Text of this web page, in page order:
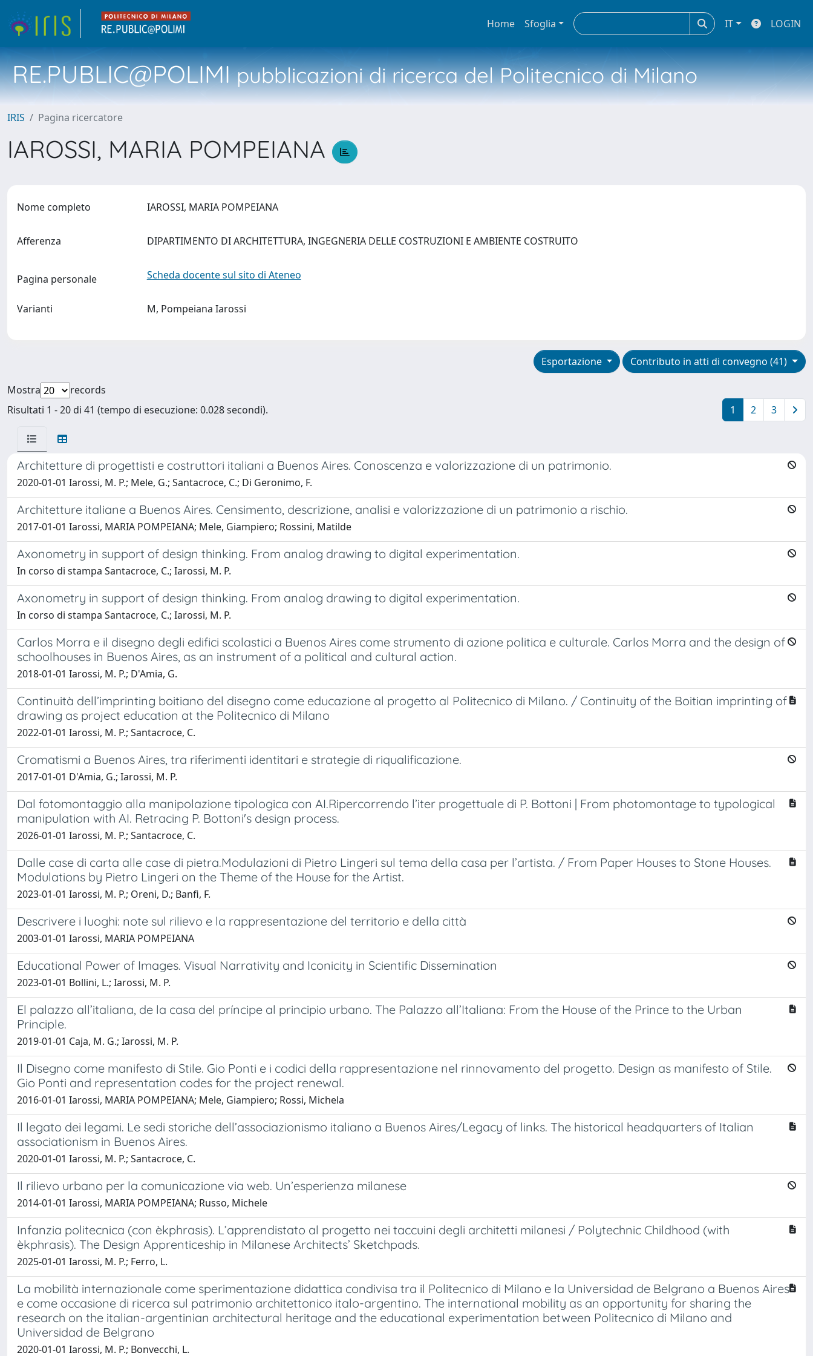
Home Sfoglia IT LOGIN
RE.PUBLIC@POLIMIpubblicazioni di ricerca del Politecnico di Milano
IRIS Pagina ricercatore
IAROSSI, MARIA POMPEIANA
Nome completo IAROSSI, MARIA POMPEIANA
Afferenza DIPARTIMENTO DI ARCHITETTURA, INGEGNERIA DELLE COSTRUZIONI E AMBIENTE COSTRUITO
Pagina personale Scheda docente sul sito di Ateneo
Varianti M, Pompeiana Iarossi
Contributo in atti di convegno (41)
Esportazione
Mostra
records
Risultati 1 - 20 di 41 (tempo di esecuzione: 0.028 secondi).
1 2 3
Architetture di progettisti e costruttori italiani a Buenos Aires. Conoscenza e valorizzazione di un patrimonio.
2020-01-01 Iarossi, M. P.; Mele, G.; Santacroce, C.; Di Geronimo, F.
Architetture italiane a Buenos Aires. Censimento, descrizione, analisi e valorizzazione di un patrimonio a rischio.
2017-01-01 Iarossi, MARIA POMPEIANA; Mele, Giampiero; Rossini, Matilde
Axonometry in support of design thinking. From analog drawing to digital experimentation.
In corso di stampa Santacroce, C.; Iarossi, M. P.
Axonometry in support of design thinking. From analog drawing to digital experimentation.
In corso di stampa Santacroce, C.; Iarossi, M. P.
Carlos Morra e il disegno degli edifici scolastici a Buenos Aires come strumento di azione politica e culturale. Carlos Morra and the design of
schoolhouses in Buenos Aires, as an instrument of a political and cultural action.
2018-01-01 Iarossi, M. P.; D'Amia, G.
Continuità dell’imprinting boitiano del disegno come educazione al progetto al Politecnico di Milano. / Continuity of the Boitian imprinting of
drawing as project education at the Politecnico di Milano
2022-01-01 Iarossi, M. P.; Santacroce, C.
Cromatismi a Buenos Aires, tra riferimenti identitari e strategie di riqualificazione.
2017-01-01 D'Amia, G.; Iarossi, M. P.
Dal fotomontaggio alla manipolazione tipologica con AI.Ripercorrendo l’iter progettuale di P. Bottoni | From photomontage to typological
manipulation with AI. Retracing P. Bottoni's design process.
2026-01-01 Iarossi, M. P.; Santacroce, C.
Dalle case di carta alle case di pietra.Modulazioni di Pietro Lingeri sul tema della casa per l’artista. / From Paper Houses to Stone Houses.
Modulations by Pietro Lingeri on the Theme of the House for the Artist.
2023-01-01 Iarossi, M. P.; Oreni, D.; Banfi, F.
Descrivere i luoghi: note sul rilievo e la rappresentazione del territorio e della città
2003-01-01 Iarossi, MARIA POMPEIANA
Educational Power of Images. Visual Narrativity and Iconicity in Scientific Dissemination
2023-01-01 Bollini, L.; Iarossi, M. P.
El palazzo all’italiana, de la casa del príncipe al principio urbano. The Palazzo all’Italiana: From the House of the Prince to the Urban
Principle.
2019-01-01 Caja, M. G.; Iarossi, M. P.
Il Disegno come manifesto di Stile. Gio Ponti e i codici della rappresentazione nel rinnovamento del progetto. Design as manifesto of Stile.
Gio Ponti and representation codes for the project renewal.
2016-01-01 Iarossi, MARIA POMPEIANA; Mele, Giampiero; Rossi, Michela
Il legato dei legami. Le sedi storiche dell’associazionismo italiano a Buenos Aires/Legacy of links. The historical headquarters of Italian
associationism in Buenos Aires.
2020-01-01 Iarossi, M. P.; Santacroce, C.
Il rilievo urbano per la comunicazione via web. Un’esperienza milanese
2014-01-01 Iarossi, MARIA POMPEIANA; Russo, Michele
Infanzia politecnica (con èkphrasis). L’apprendistato al progetto nei taccuini degli architetti milanesi / Polytechnic Childhood (with
èkphrasis). The Design Apprenticeship in Milanese Architects’ Sketchpads.
2025-01-01 Iarossi, M. P.; Ferro, L.
La mobilità internazionale come sperimentazione didattica condivisa tra il Politecnico di Milano e la Universidad de Belgrano a Buenos Aires
e come occasione di ricerca sul patrimonio architettonico italo-argentino. The international mobility as an opportunity for sharing the
research on the italian-argentinian architectural heritage and the educational experimentation between Politecnico di Milano and
Universidad de Belgrano
2020-01-01 Iarossi, M. P.; Bonvecchi, L.